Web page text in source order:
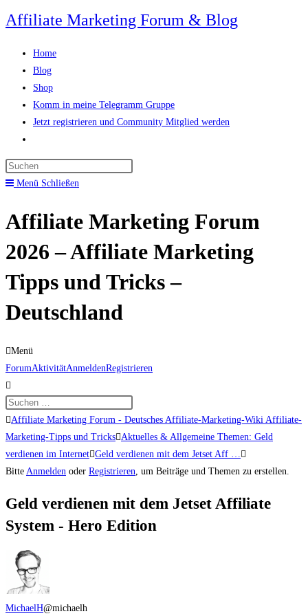
Zum
Inhalt
springen
Affiliate Marketing Forum & Blog
Home
Blog
Shop
Komm in meine Telegramm Gruppe
Jetzt registrieren und Community Mitglied werden
umschalten
close
search
Menü Schließen
Affiliate Marketing Forum
2026 – Affiliate Marketing
Tipps und Tricks –
Deutschland
Menü
Forum-
Navigation
ForumAktivitätAnmeldenRegistrieren
Forum-
Breadcrumbs
-
Du
hier:
Affiliate Marketing Forum - Deutsches Affiliate-Marketing-Wiki Affiliate-
Marketing-Tipps und Tricks Aktuelles & Allgemeine Themen: Geld
verdienen im Internet Geld verdienen mit dem Jetset Aff …
Bitte Anmelden oder Registrieren , um Beiträge und Themen zu erstellen.
Geld verdienen mit dem Jetset Affiliate
System - Hero Edition
MichaelH@michaelh